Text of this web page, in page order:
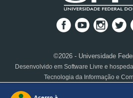
©2026 - Universidade
Desenvolvido em Software Livre e
Tecnologia da Informação e